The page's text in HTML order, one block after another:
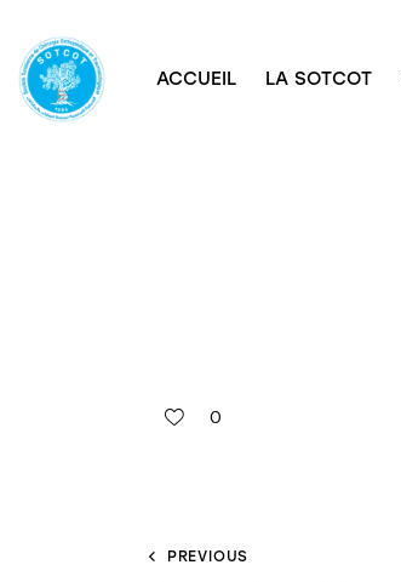
ACCUEIL LA SOTCOT
0
PREVIOUS